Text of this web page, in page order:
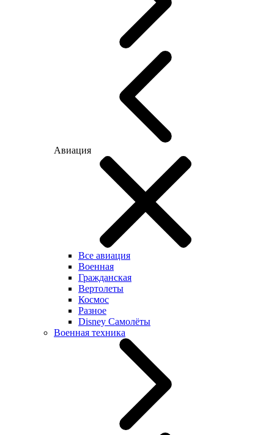
Авиация
Все авиация
Военная
Гражданская
Вертолеты
Космос
Разное
Disney Самолёты
Военная техника